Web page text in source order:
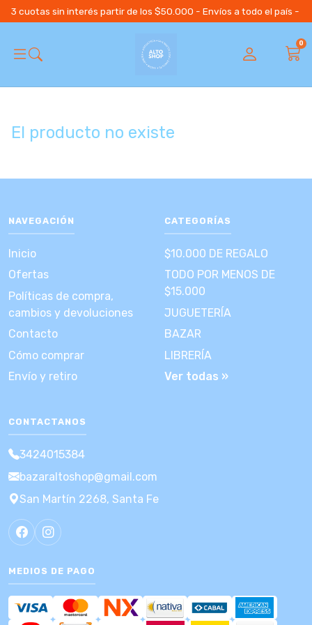
3 cuotas sin interés partir de los $50.000 - Envíos a todo el país -
0
El producto no existe
NAVEGACIÓN
Inicio
Ofertas
Políticas de compra,
cambios y devoluciones
Contacto
Cómo comprar
Envío y retiro
CATEGORÍAS
$10.000 DE REGALO
TODO POR MENOS DE
$15.000
JUGUETERÍA
BAZAR
LIBRERÍA
Ver todas »
CONTACTANOS
3424015384
bazaraltoshop@gmail.com
San Martín 2268, Santa Fe
MEDIOS DE PAGO